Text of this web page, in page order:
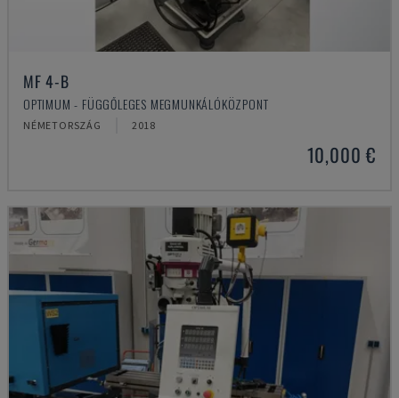
MF 4-B
OPTIMUM - FÜGGŐLEGES MEGMUNKÁLÓKÖZPONT
NÉMETORSZÁG 2018
10,000 €